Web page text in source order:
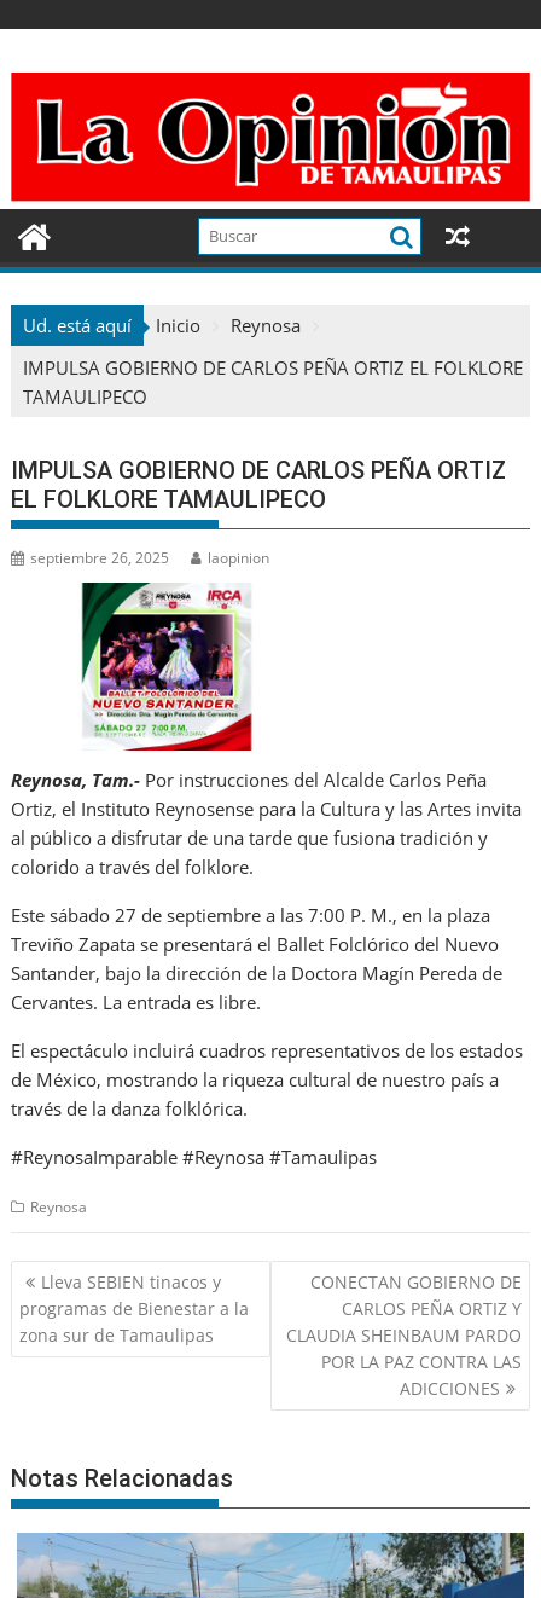
contenido
Ud. está aquí Inicio
Reynosa
IMPULSA GOBIERNO DE CARLOS PEÑA ORTIZ EL FOLKLORE
TAMAULIPECO
IMPULSA GOBIERNO DE CARLOS PEÑA ORTIZ
EL FOLKLORE TAMAULIPECO
septiembre 26, 2025 laopinion
Reynosa, Tam.- Por instrucciones del Alcalde Carlos Peña
Ortiz, el Instituto Reynosense para la Cultura y las Artes invita
al público a disfrutar de una tarde que fusiona tradición y
colorido a través del folklore.
Este sábado 27 de septiembre a las 7:00 P. M., en la plaza
Treviño Zapata se presentará el Ballet Folclórico del Nuevo
Santander, bajo la dirección de la Doctora Magín Pereda de
Cervantes. La entrada es libre.
El espectáculo incluirá cuadros representativos de los estados
de México, mostrando la riqueza cultural de nuestro país a
través de la danza folklórica.
#ReynosaImparable #Reynosa #Tamaulipas
Reynosa
Navegación
de
entradas
Lleva SEBIEN tinacos y
programas de Bienestar a la
zona sur de Tamaulipas
CONECTAN GOBIERNO DE
CARLOS PEÑA ORTIZ Y
CLAUDIA SHEINBAUM PARDO
POR LA PAZ CONTRA LAS
ADICCIONES
Notas Relacionadas